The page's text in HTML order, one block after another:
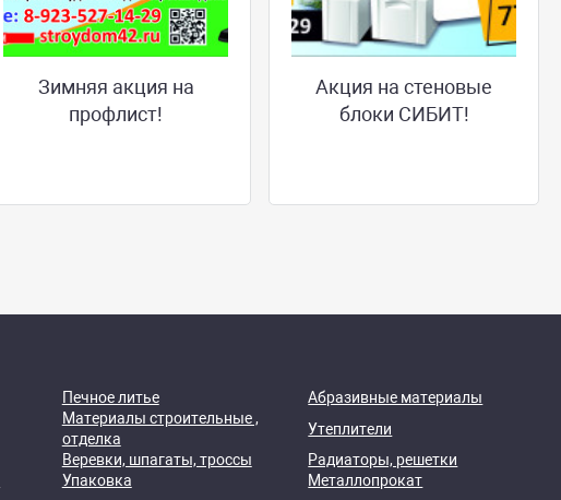
Зимняя акция на
профлист!
Акция на стеновые
блоки СИБИТ!
Печное литье
Абразивные материалы
Материалы строительные ,
отделка
Утеплители
Веревки, шпагаты, троссы
Радиаторы, решетки
Упаковка
Металлопрокат